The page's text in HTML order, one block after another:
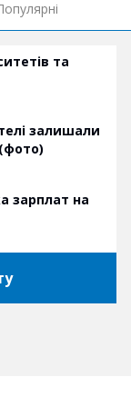
та
залишали
зарплат на